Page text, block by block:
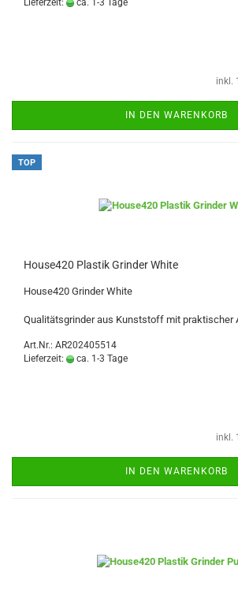
Lieferzeit:
ca. 1-3 Tage
inkl.
IN DEN WARENKORB
TOP
House420 Plastik Grinder White
House420 Grinder White
Qualitätsgrinder aus Kunststoff mit praktischer
Art.Nr.: AR202405514
Lieferzeit:
ca. 1-3 Tage
inkl.
IN DEN WARENKORB